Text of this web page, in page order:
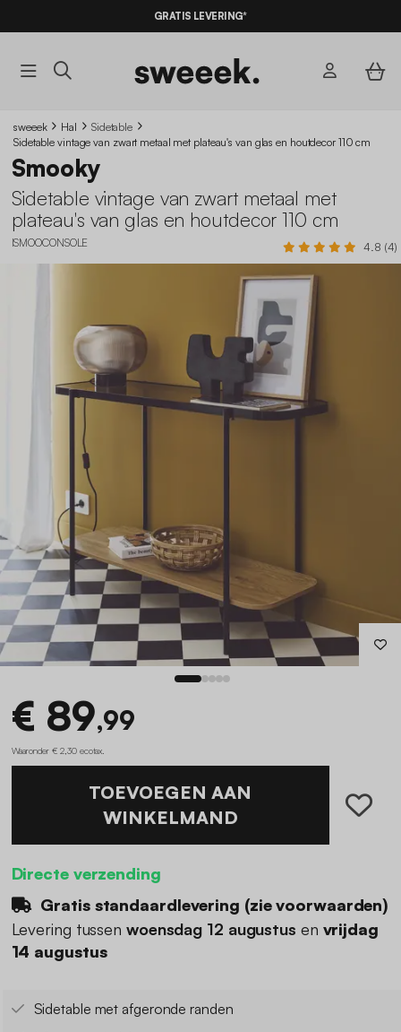
GRATIS LEVERING*
sweeek Hal
Sidetable
Sidetable vintage van zwart metaal met plateau's van glas en houtdecor 110 cm
Smooky
Sidetable vintage van zwart metaal met
plateau's van glas en houtdecor 110 cm
ISMOOCONSOLE 4.8 (4)
€ 89,99
Waaronder € 2,30 ecotax
TOEVOEGEN AAN
WINKELMAND
Directe verzending
Gratis standaardlevering (zie voorwaarden)
Levering tussen woensdag 12 augustus en vrijdag
14 augustus
Sidetable met afgeronde randen